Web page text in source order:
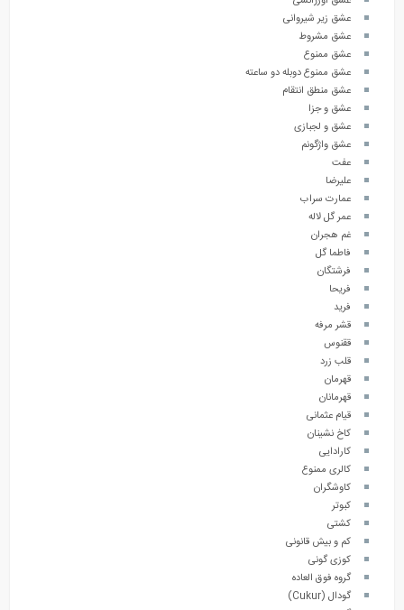
عشق زیر شیروانی
عشق مشروط
عشق ممنوع
عشق ممنوع دوبله دو ساعته
عشق منطق انتقام
عشق و جزا
عشق و لجبازی
عشق واژگونم
عفت
علیرضا
عمارت سراب
عمر گل لاله
غم هجران
فاطما گل
فرشتگان
فریحا
فرید
قشر مرفه
ققنوس
قلب زرد
قهرمان
قهرمانان
قیام عثمانی
کاخ نشینان
کارادایی
کالری ممنوع
کاوشگران
کبوتر
کشتی
کم و بیش قانونی
کوزی گونی
گروه فوق العاده
گودال (Cukur)